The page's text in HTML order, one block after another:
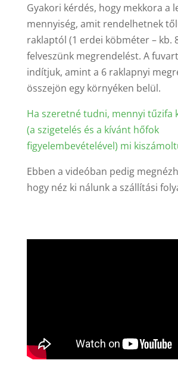
Gyakori kérdés, hogy mekkora a
mennyiség, amit rendelhetnek
raklaptól (1 erdei köbméter – kb.
felveszünk megrendelést. A
indítjuk, amint a 6 raklapnyi
összejön egy környéken belül.
Ha szeretné tudni, mennyi tűzifa
(a szigetelés és a kívánt hőfok
figyelembevételével) mi
Ebben a videóban pedig
hogy néz ki nálunk a szállítási